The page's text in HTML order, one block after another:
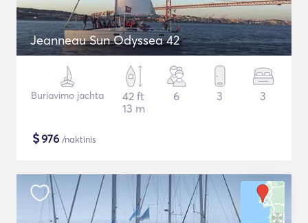
Jeanneau Sun Odyssea 42
Buriavimo jachta
42 ft
13 m
6 3 3
$976 /naktinis